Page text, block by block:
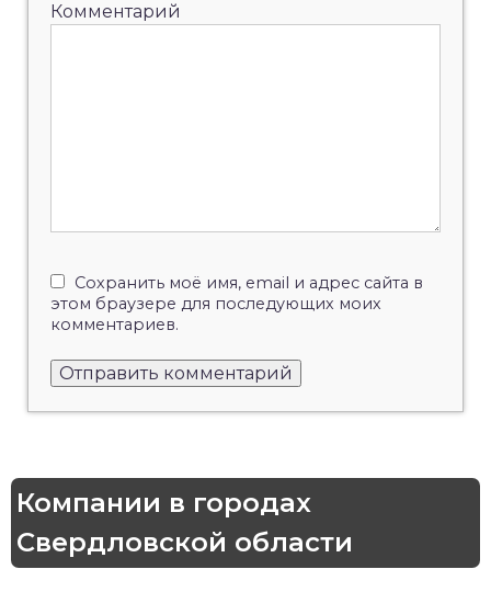
Комментарий
Сохранить моё имя, email и адрес сайта в
этом браузере для последующих моих
комментариев.
Компании в городах
Свердловской области